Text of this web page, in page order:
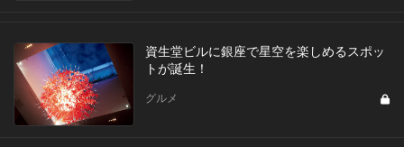
資生堂ビルに銀座で星空を楽しめるスポッ
トが誕生！
グルメ